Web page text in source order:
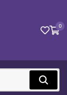
0